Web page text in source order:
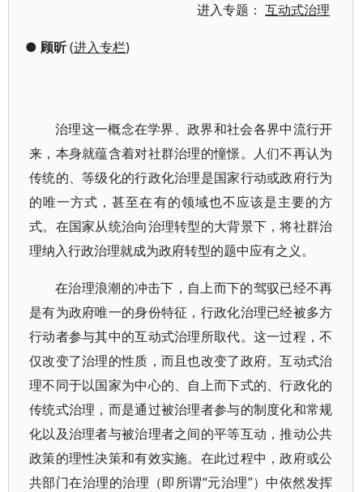
进入专题：互动式治理
● 顾昕(进入专栏)
治理这一概念在学界、政界和社会各界中流行开
来，本身就蕴含着对社群治理的憧憬。人们不再认为
传统的、等级化的行政化治理是国家行动或政府行为
的唯一方式，甚至在有的领域也不应该是主要的方
式。在国家从统治向治理转型的大背景下，将社群治
理纳入行政治理就成为政府转型的题中应有之义。
在治理浪潮的冲击下，自上而下的驾驭已经不再
是有为政府唯一的身份特征，行政化治理已经被多方
行动者参与其中的互动式治理所取代。这一过程，不
仅改变了治理的性质，而且也改变了政府。互动式治
理不同于以国家为中心的、自上而下式的、行政化的
传统式治理，而是通过被治理者参与的制度化和常规
化以及治理者与被治理者之间的平等互动，推动公共
政策的理性决策和有效实施。在此过程中，政府或公
共部门在治理的治理（即所谓“元治理”）中依然发挥